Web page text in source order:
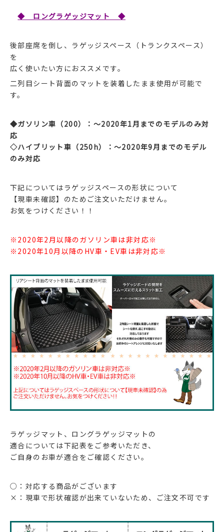
◆ ロングラゲッジマット ◆
後部座席を倒し、ラゲッジスペース（トランクスペース）
を
広く使いたい方におススメです。
二列目シート背面のマットを装着したまま使用が可能で
す。
◆ガソリン車（200）：～2020年1月までのモデルのみ対
応
◇ハイブリット車（250h）：～2020年9月までのモデル
のみ対応
下記についてはラゲッジスペースの形状について
【現車未確認】のためご注文いただけません。
お気をつけください！！
※2020年2月以降のガソリン車は非対応※
※2020年10月以降のHV車・EV車は非対応※
ラゲッジマット、ロングラゲッジマットの
適合については下記表をご参考いただき、
ご自身のお車が適合をご確認ください。
○：対応する商品がございます
×：現車で形状確認が出来ていないため、ご注文不可です